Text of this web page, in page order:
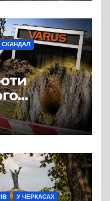
СКАНДАЛ
на
всохли
чи
У ЧЕРКАСАХ